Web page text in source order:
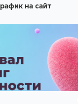
на сайт